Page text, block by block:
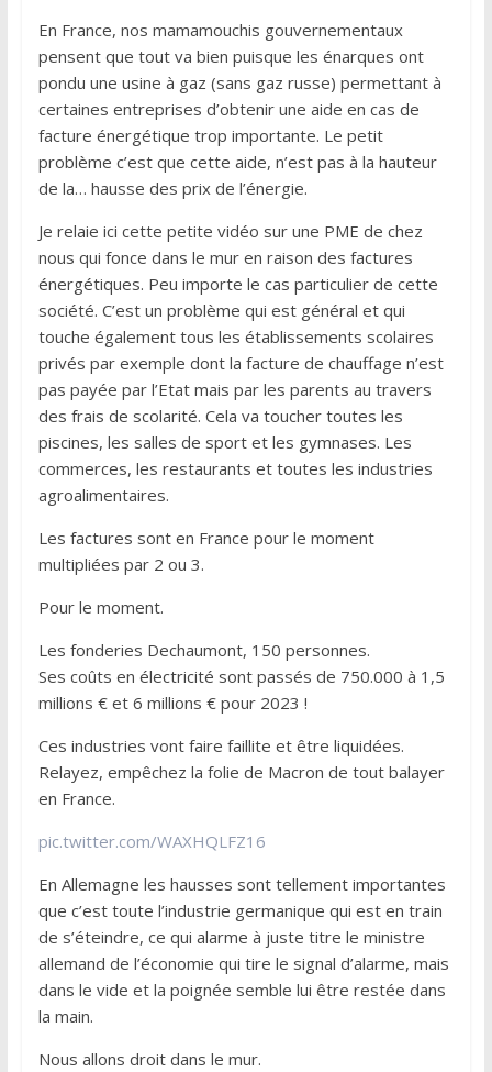
En France, nos mamamouchis gouvernementaux
pensent que tout va bien puisque les énarques ont
pondu une usine à gaz (sans gaz russe) permettant à
certaines entreprises d’obtenir une aide en cas de
facture énergétique trop importante. Le petit
problème c’est que cette aide, n’est pas à la hauteur
de la… hausse des prix de l’énergie.
Je relaie ici cette petite vidéo sur une PME de chez
nous qui fonce dans le mur en raison des factures
énergétiques. Peu importe le cas particulier de cette
société. C’est un problème qui est général et qui
touche également tous les établissements scolaires
privés par exemple dont la facture de chauffage n’est
pas payée par l’Etat mais par les parents au travers
des frais de scolarité. Cela va toucher toutes les
piscines, les salles de sport et les gymnases. Les
commerces, les restaurants et toutes les industries
agroalimentaires.
Les factures sont en France pour le moment
multipliées par 2 ou 3.
Pour le moment.
Les fonderies Dechaumont, 150 personnes.
Ses coûts en électricité sont passés de 750.000 à 1,5
millions € et 6 millions € pour 2023 !
Ces industries vont faire faillite et être liquidées.
Relayez, empêchez la folie de Macron de tout balayer
en France.
pic.twitter.com/WAXHQLFZ16
En Allemagne les hausses sont tellement importantes
que c’est toute l’industrie germanique qui est en train
de s’éteindre, ce qui alarme à juste titre le ministre
allemand de l’économie qui tire le signal d’alarme, mais
dans le vide et la poignée semble lui être restée dans
la main.
Nous allons droit dans le mur.